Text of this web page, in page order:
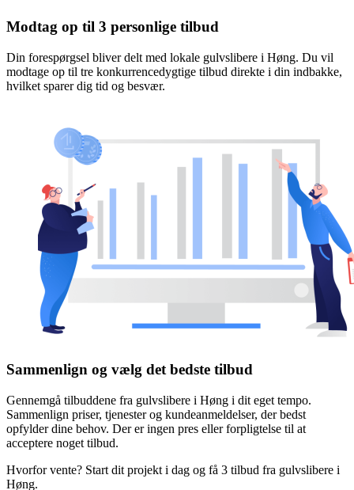
Modtag op til 3 personlige tilbud
Din forespørgsel bliver delt med lokale gulvslibere i Høng. Du vil
modtage op til tre konkurrencedygtige tilbud direkte i din indbakke,
hvilket sparer dig tid og besvær.
Sammenlign og vælg det bedste tilbud
Gennemgå tilbuddene fra gulvslibere i Høng i dit eget tempo.
Sammenlign priser, tjenester og kundeanmeldelser, der bedst
opfylder dine behov. Der er ingen pres eller forpligtelse til at
acceptere noget tilbud.
Hvorfor vente? Start dit projekt i dag og få 3 tilbud fra gulvslibere i
Høng.